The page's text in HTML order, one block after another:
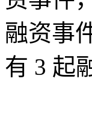
融资事
有 3 起